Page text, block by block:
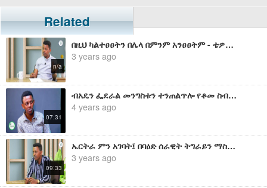
For inquiry or additional information, visit Mereja.com
Mereja presents Ethiopian news, Ethiopian music, sports, arts, and
entertainment
Related
n/a
በዚህ ካልተፀፀትን በሌላ በምንም አንፀፀትም - ቴዎድሮስ አስፋው
3 years ago
07:31
ብአዴን ፌደራል መንግስቱን ተንጠልጥሎ የቆመ ስብስብ ስለሆነ መቼም የአማራን ህዝብ ህልውና ሊያስጠብቅ አይችልም - ቴዎድሮስ አስፋው
4 years ago
09:33
ኤርትራ ምን አገባት፤ በባዕድ ሰራዊት ትግራይን ማስደብደብ የተቻለውስ ምን አይነት ህሊናቢስነት ቢኖር ነው? - ቴዎድሮስ አስፋው
3 years ago